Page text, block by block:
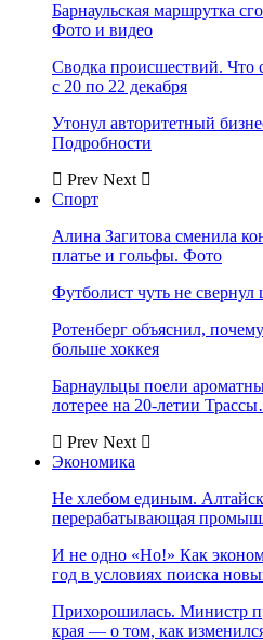
Барнаульская маршрутка
Фото и видео
Сводка происшествий. Что
с 20 по 22 декабря
Утонул авторитетный
Подробности
Prev Next
Спорт
Алина Загитова сменила
платье и гольфы. Фото
Футболист чуть не свернул
Ротенберг объяснил,
больше хоккея
Барнаульцы поели
лотерее на 20-летии
Prev Next
Экономика
Не хлебом единым.
перерабатывающая
И не одно «Но!» Как
год в условиях поиска
Прихорошилась. Министр
края — о том, как